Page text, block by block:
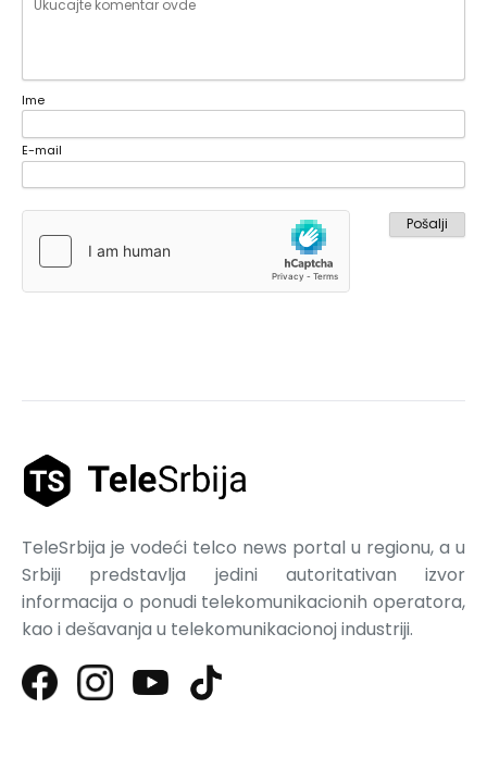
Ime
E-mail
TeleSrbija je vodeći telco news portal u regionu, a u
Srbiji predstavlja jedini autoritativan izvor
informacija o ponudi telekomunikacionih operatora,
kao i dešavanja u telekomunikacionoj industriji.